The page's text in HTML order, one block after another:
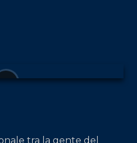
tra la gente del